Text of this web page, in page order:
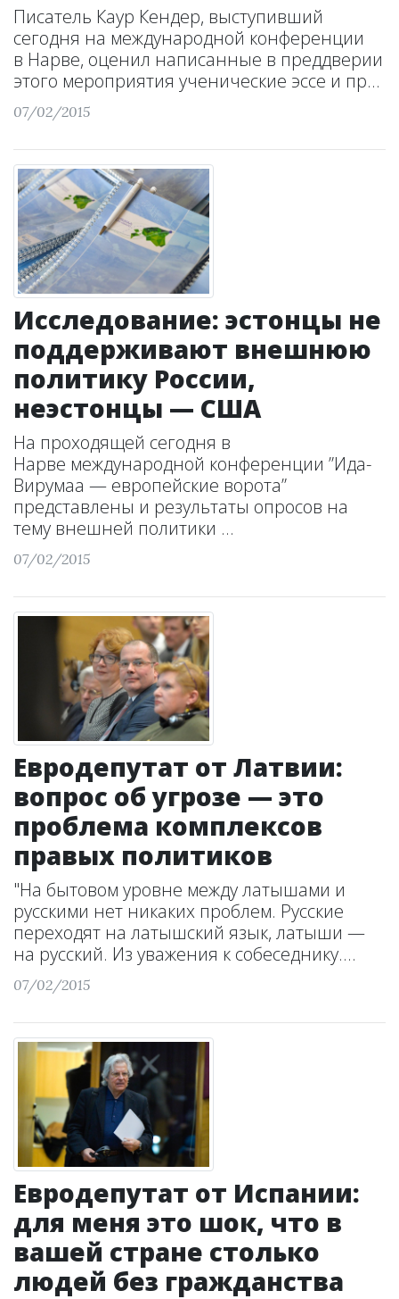
Писатель Каур Кендер, выступивший
сегодня на международной конференции
в Нарве, оценил написанные в преддверии
этого мероприятия ученические эссе и пр...
07/02/2015
Исследование: эстонцы не
поддерживают внешнюю
политику России,
неэстонцы — США
На проходящей сегодня в
Нарве международной конференции ”Ида-
Вирумаа — европейские ворота”
представлены и результаты опросов на
тему внешней политики ...
07/02/2015
Евродепутат от Латвии:
вопрос об угрозе — это
проблема комплексов
правых политиков
"На бытовом уровне между латышами и
русскими нет никаких проблем. Русские
переходят на латышский язык, латыши —
на русский. Из уважения к собеседнику....
07/02/2015
Евродепутат от Испании:
для меня это шок, что в
вашей стране столько
людей без гражданства